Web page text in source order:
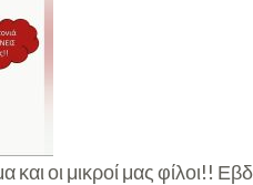
οι μικροί μας φίλοι!!